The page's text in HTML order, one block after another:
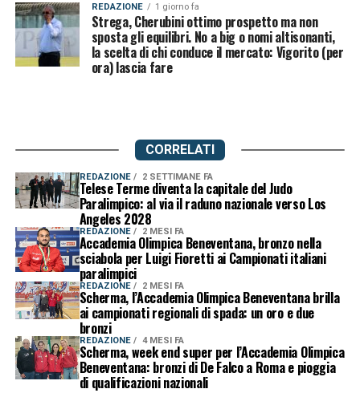
REDAZIONE 1 giorno fa
Strega, Cherubini ottimo prospetto ma non
sposta gli equilibri. No a big o nomi altisonanti,
la scelta di chi conduce il mercato: Vigorito (per
ora) lascia fare
CORRELATI
REDAZIONE 2 SETTIMANE FA
Telese Terme diventa la capitale del Judo
Paralimpico: al via il raduno nazionale verso Los
Angeles 2028
REDAZIONE 2 MESI FA
Accademia Olimpica Beneventana, bronzo nella
sciabola per Luigi Fioretti ai Campionati italiani
paralimpici
REDAZIONE 2 MESI FA
Scherma, l’Accademia Olimpica Beneventana brilla
ai campionati regionali di spada: un oro e due
bronzi
REDAZIONE 4 MESI FA
Scherma, week end super per l’Accademia Olimpica
Beneventana: bronzi di De Falco a Roma e pioggia
di qualificazioni nazionali